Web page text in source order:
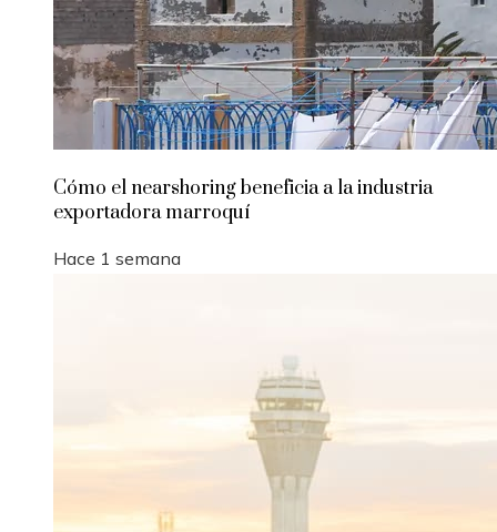
Cómo el nearshoring beneficia a la industria
exportadora marroquí
Hace 1 semana